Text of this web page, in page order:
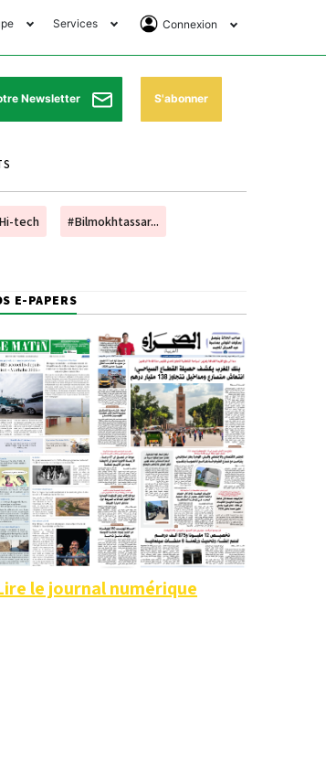
Services
de prières
Pharmacies de garde
TV
Connexion
Se Connecter
Abonnement
Newsletter S'abonner
tech #Bilmokhtassar...
E-PAPERS
le journal numérique